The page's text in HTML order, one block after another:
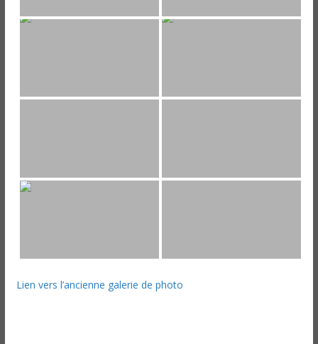
Lien vers l’ancienne galerie de photo